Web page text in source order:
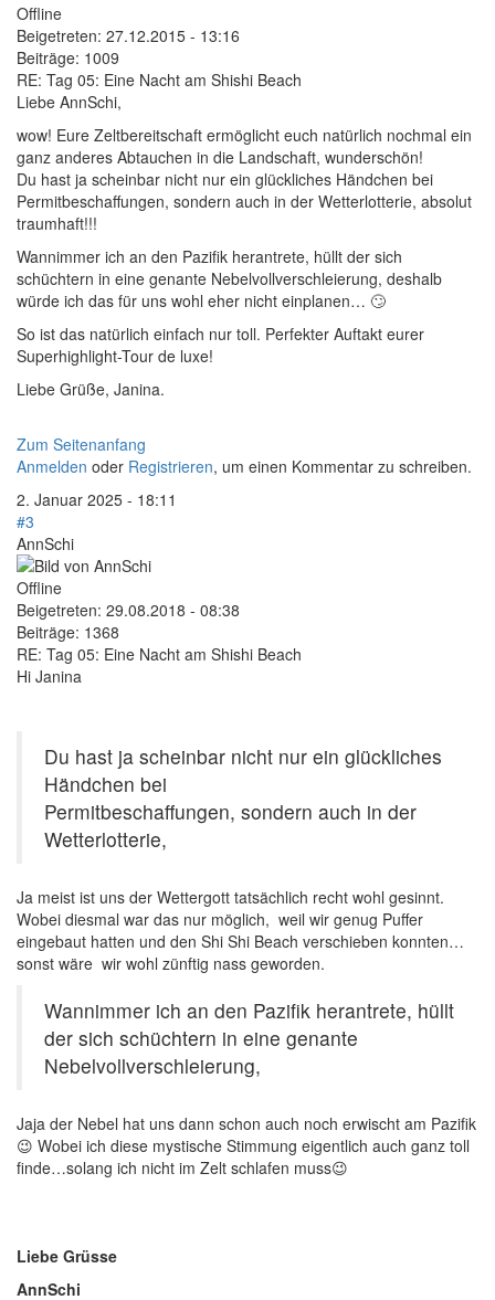
Offline
Beigetreten: 27.12.2015 - 13:16
Beiträge: 1009
RE: Tag 05: Eine Nacht am Shishi Beach
Liebe AnnSchi,
wow! Eure Zeltbereitschaft ermöglicht euch natürlich nochmal ein
ganz anderes Abtauchen in die Landschaft, wunderschön!
Du hast ja scheinbar nicht nur ein glückliches Händchen bei
Permitbeschaffungen, sondern auch in der Wetterlotterie, absolut
traumhaft!!!
Wannimmer ich an den Pazifik herantrete, hüllt der sich
schüchtern in eine genante Nebelvollverschleierung, deshalb
würde ich das für uns wohl eher nicht einplanen… 🙄
So ist das natürlich einfach nur toll. Perfekter Auftakt eurer
Superhighlight-Tour de luxe!
Liebe Grüße, Janina.
Zum Seitenanfang
Anmelden oder Registrieren, um einen Kommentar zu schreiben.
2. Januar 2025 - 18:11
#3
AnnSchi
Offline
Beigetreten: 29.08.2018 - 08:38
Beiträge: 1368
RE: Tag 05: Eine Nacht am Shishi Beach
Hi Janina
Du hast ja scheinbar nicht nur ein glückliches
Händchen bei
Permitbeschaffungen, sondern auch in der
Wetterlotterie,
Ja meist ist uns der Wettergott tatsächlich recht wohl gesinnt.
Wobei diesmal war das nur möglich, weil wir genug Puffer
eingebaut hatten und den Shi Shi Beach verschieben konnten…
sonst wäre wir wohl zünftig nass geworden.
Wannimmer ich an den Pazifik herantrete, hüllt
der sich schüchtern in eine genante
Nebelvollverschleierung,
Jaja der Nebel hat uns dann schon auch noch erwischt am Pazifik
😉 Wobei ich diese mystische Stimmung eigentlich auch ganz toll
finde…solang ich nicht im Zelt schlafen muss😉
Liebe Grüsse
AnnSchi